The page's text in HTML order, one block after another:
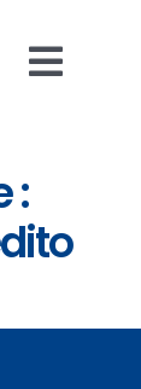
: